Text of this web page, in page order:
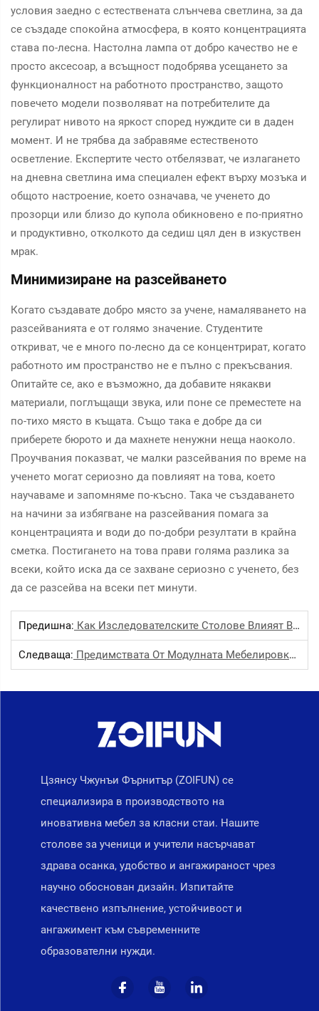
условия заедно с естествената слънчева светлина, за да
се създаде спокойна атмосфера, в която концентрацията
става по-лесна. Настолна лампа от добро качество не е
просто аксесоар, а всъщност подобрява усещането за
функционалност на работното пространство, защото
повечето модели позволяват на потребителите да
регулират нивото на яркост според нуждите си в даден
момент. И не трябва да забравяме естественото
осветление. Експертите често отбелязват, че излагането
на дневна светлина има специален ефект върху мозъка и
общото настроение, което означава, че ученето до
прозорци или близо до купола обикновено е по-приятно
и продуктивно, отколкото да седиш цял ден в изкуствен
мрак.
Минимизиране на разсейването
Когато създавате добро място за учене, намаляването на
разсейванията е от голямо значение. Студентите
откриват, че е много по-лесно да се концентрират, когато
работното им пространство не е пълно с прекъсвания.
Опитайте се, ако е възможно, да добавите някакви
материали, поглъщащи звука, или поне се преместете на
по-тихо място в къщата. Също така е добре да си
приберете бюрото и да махнете ненужни неща наоколо.
Проучвания показват, че малки разсейвания по време на
ученето могат сериозно да повлияят на това, което
научаваме и запомняме по-късно. Така че създаването
на начини за избягване на разсейвания помага за
концентрацията и води до по-добри резултати в крайна
сметка. Постигането на това прави голяма разлика за
всеки, който иска да се захване сериозно с ученето, без
да се разсейва на всеки пет минути.
Предишна: Как Изследователските Столове Влияят Върху Концентрацията И Продуктивността На Учениците
Следваща: Предимствата От Модулната Мебелировка В Училищата За Удовлетворяване На Разнообразни Образователни Нужди
Цзянсу Чжунъи Фърнитър (ZOIFUN) се
специализира в производството на
иновативна мебел за класни стаи. Нашите
столове за ученици и учители насърчават
здрава осанка, удобство и ангажираност чрез
научно обоснован дизайн. Изпитайте
качествено изпълнение, устойчивост и
ангажимент към съвременните
образователни нужди.